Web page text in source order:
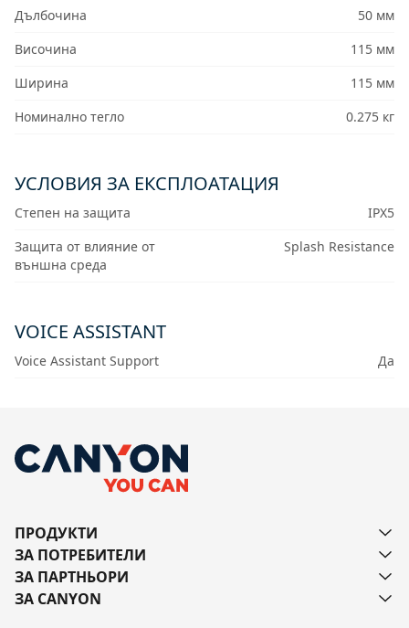
Дълбочина
50 мм
Височина
115 мм
Ширина
115 мм
Номинално тегло
0.275 кг
УСЛОВИЯ ЗА ЕКСПЛОАТАЦИЯ
Степен на защита
IPX5
Защита от влияние от
външна среда
Splash Resistance
VOICE ASSISTANT
Voice Assistant Support Да
ПРОДУКТИ
ЗА ПОТРЕБИТЕЛИ
ЗА ПАРТНЬОРИ
ЗА CANYON